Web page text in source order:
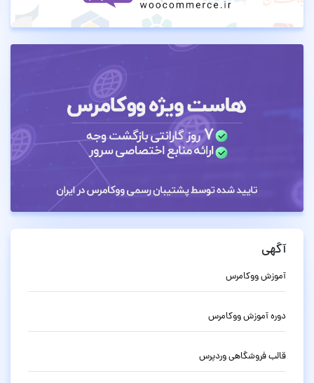
آگهی
آموزش ووکامرس
دوره آموزش ووکامرس
قالب فروشگاهی وردپرس